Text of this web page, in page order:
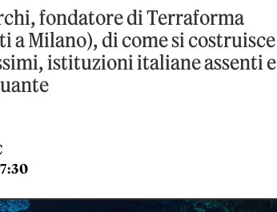
fondatore di Terraforma
a Milano), di come si costruisce
istituzioni italiane assenti e